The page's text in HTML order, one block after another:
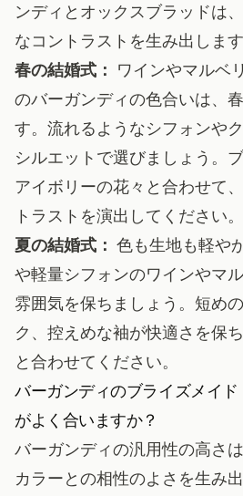
ンディとオックスブラッドは
なコントラストを生み出します
春の結婚式：
ワインやマルベ
のバーガンディの色合いは、
す。流れるようなシフォンや
シルエットで選びましょう。
アイボリーの花々と合わせて
トラストを演出してください。
夏の結婚式： 色も生地も軽や
や軽量シフォンのワインやマ
雰囲気を保ちましょう。短め
ク、控えめな袖が快適さを保
と合わせてください。
バーガンディのブライズメイ
がよく合いますか？
バーガンディの汎用性の高さ
カラーとの相性のよさを生み